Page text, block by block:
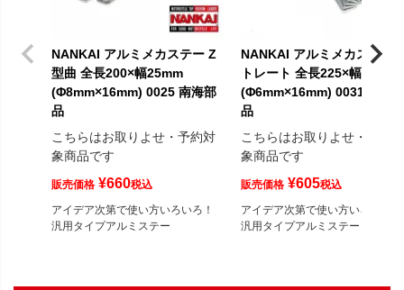
NANKAI アルミメカステー Z
型曲 全長200×幅25mm
(Φ8mm×16mm) 0025 南海部
品
こちらはお取りよせ・予約対
象商品です
販売価格 ¥660税込
アイデア次第で使い方いろいろ！
汎用タイプアルミステー
NANKAI アルミメカステー
トレート 全長225×幅19mm
(Φ6mm×16mm) 0031 南海
品
こちらはお取りよせ・予約対
象商品です
販売価格 ¥605税込
アイデア次第で使い方いろいろ！
汎用タイプアルミステー